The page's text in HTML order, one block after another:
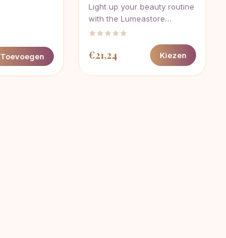
Toevoegen
Light up your beauty routine
with the Lumeastore…
€21,24 Kiezen